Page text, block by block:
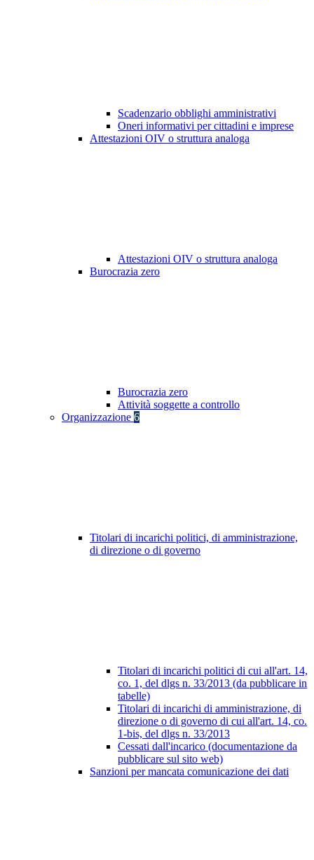
Scadenzario obblighi amministrativi
Oneri informativi per cittadini e imprese
Attestazioni OIV o struttura analoga
Attestazioni OIV o struttura analoga
Burocrazia zero
Burocrazia zero
Attività soggette a controllo
Organizzazione 6
Titolari di incarichi politici, di amministrazione,
di direzione o di governo
Titolari di incarichi politici di cui all'art. 14,
co. 1, del dlgs n. 33/2013 (da pubblicare in
tabelle)
Titolari di incarichi di amministrazione, di
direzione o di governo di cui all'art. 14, co.
1-bis, del dlgs n. 33/2013
Cessati dall'incarico (documentazione da
pubblicare sul sito web)
Sanzioni per mancata comunicazione dei dati